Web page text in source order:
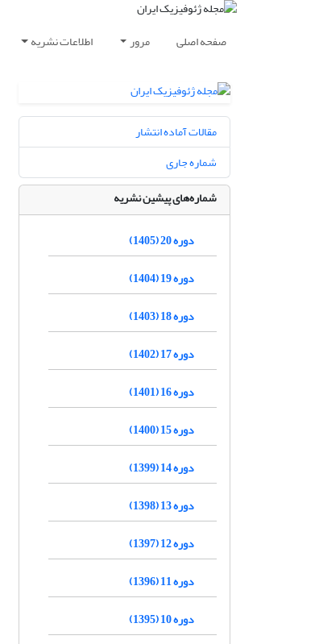
صفحه اصلی مرور اطلاعات نشریه
مقالات آماده انتشار
شماره جاری
شماره‌های پیشین نشریه
دوره 20 (1405)
دوره 19 (1404)
دوره 18 (1403)
دوره 17 (1402)
دوره 16 (1401)
دوره 15 (1400)
دوره 14 (1399)
دوره 13 (1398)
دوره 12 (1397)
دوره 11 (1396)
دوره 10 (1395)